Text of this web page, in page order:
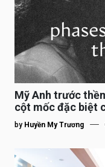
Mỹ Anh trước
cột mốc đặc biệt
tế”
by Huyền My Trương